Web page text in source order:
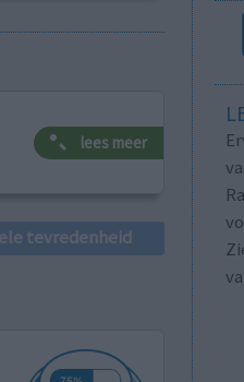
lees meer
tevredenheid